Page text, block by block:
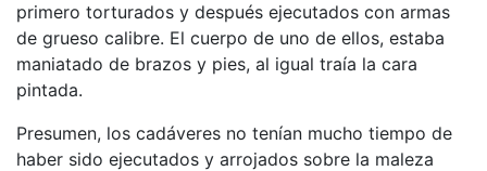
primero torturados y después ejecutados con armas
de grueso calibre. El cuerpo de uno de ellos, estaba
maniatado de brazos y pies, al igual traía la cara
pintada.
Presumen, los cadáveres no tenían mucho tiempo de
haber sido ejecutados y arrojados sobre la maleza